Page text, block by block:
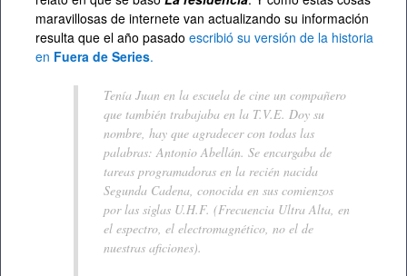
maravillosas de internete van actualizando su información
resulta que el año pasado escribió su versión de la historia
en Fuera de Series.
Tenía Juan en la escuela de cine un compañero
que también trabajaba en la T.V.E. Doy su
nombre, hay que agradecer con todas las
palabras: Antonio Abellán. Se encargaba de
tareas programadoras en la recién nacida
Segunda Cadena, conocida en sus comienzos
por las siglas U.H.F. (Frecuencia Ultra Alta, en
el espectro, el electromagnético, no el de
nuestras aficiones).